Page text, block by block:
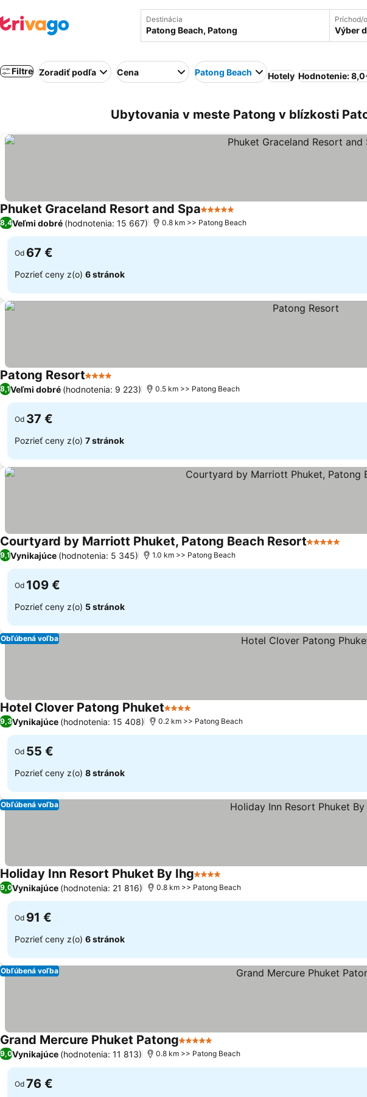
Destinácia Príchod/
Výber
Filtre Zoradiť podľa Cena Patong Beach Hotely Hodnotenie:
Ubytovania v meste Patong v blízkosti
Phuket Graceland Resort and Spa5 Počet hviezdičiek
8,4Veľmi dobré (hodnotenia: 15 667) 0.8 km >> Patong Beach
Od 67 €
Pozrieť ceny z(o) 6 stránok
Patong Resort4 Počet hviezdičiek
8,1Veľmi dobré (hodnotenia: 9 223) 0.5 km >> Patong Beach
Od 37 €
Pozrieť ceny z(o) 7 stránok
Courtyard by Marriott Phuket, Patong Beach Resort5 Počet
9,1Vynikajúce (hodnotenia: 5 345) 1.0 km >> Patong Beach
Od 109 €
Pozrieť ceny z(o) 5 stránok
Obľúbená voľba
Hotel Clover Patong Phuket4 Počet hviezdičiek
9,3Vynikajúce (hodnotenia: 15 408) 0.2 km >> Patong Beach
Od 55 €
Pozrieť ceny z(o) 8 stránok
Obľúbená voľba
Holiday Inn Resort Phuket By Ihg4 Počet hviezdičiek
9,0Vynikajúce (hodnotenia: 21 816) 0.8 km >> Patong Beach
Od 91 €
Pozrieť ceny z(o) 6 stránok
Obľúbená voľba
Grand Mercure Phuket Patong5 Počet hviezdičiek
9,0Vynikajúce (hodnotenia: 11 813) 0.8 km >> Patong Beach
Od 76 €